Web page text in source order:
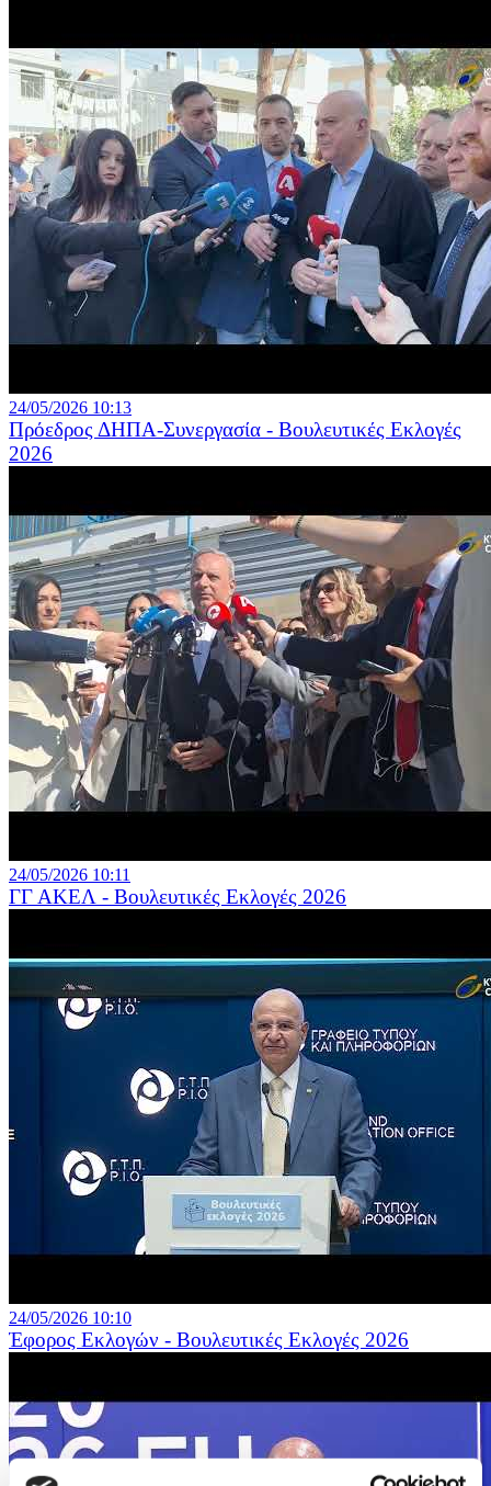
24/05/2026 10:13
Πρόεδρος ΔΗΠΑ-Συνεργασία - Βουλευτικές Εκλογές
2026
24/05/2026 10:11
ΓΓ ΑΚΕΛ - Βουλευτικές Εκλογές 2026
24/05/2026 10:10
Έφορος Εκλογών - Βουλευτικές Εκλογές 2026